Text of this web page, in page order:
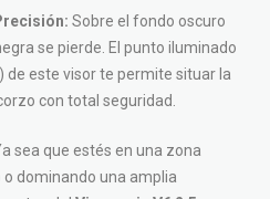
Sobre el fondo oscuro
se pierde. El punto iluminado
de este visor te permite situar la
con total seguridad.
sea que estés en una zona
dominando una amplia